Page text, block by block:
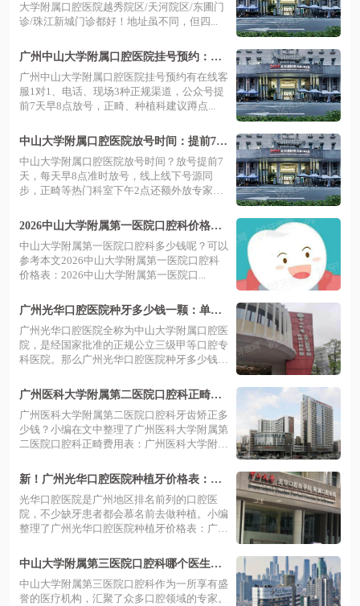
大学附属口腔医院越秀院区/天河院区/东圃门
诊/珠江新城门诊都好！地址虽不同，但四...
广州中山大学附属口腔医院挂号预约：在
线/电话等预约方式+分院地址便捷
广州中山大学附属口腔医院挂号预约有在线客
服1对1、电话、现场3种正规渠道，公众号提
前7天早8点放号，正畸、种植科建议蹲点...
中山大学附属口腔医院放号时间：提前7天
早8点，预约挂号攻略解析
中山大学附属口腔医院放号时间？放号提前7
天，每天早8点准时放号，线上线下号源同
步，正畸等热门科室下午2点还额外放专家
2026中山大学附属第一医院口腔科价格
表：含种植牙/矫正/镶牙价格,附地址及预
约指南
中山大学附属第一医院口腔科多少钱呢？可以
参考本文2026中山大学附属第一医院口腔科
价格表：2026中山大学附属第一医院口...
广州光华口腔医院种牙多少钱一颗：单颗3
580/半口2.2万/全口4.5万起
广州光华口腔医院全称为中山大学附属口腔医
院，是经国家批准的正规公立三级甲等口腔专
科医院。那么广州光华口腔医院种牙多少钱
广州医科大学附属第二医院口腔科正畸费
用表：金属7800起/隐形12000起
广州医科大学附属第二医院口腔科牙齿矫正多
少钱？小编在文中整理了广州医科大学附属第
二医院口腔科正畸费用表：广州医科大学附
新！广州光华口腔医院种植牙价格表：一
颗6500起|内附种植牙哪个医生好介绍
光华口腔医院是广州地区排名前列的口腔医
院，不少缺牙患者都会慕名前去做种植。小编
整理了广州光华口腔医院种植牙价格表：广州
中山大学附属第三医院口腔科哪个医生
好？艾虹|吴坚|李卫国医生均技术在线附价
格表
中山大学附属第三医院口腔科作为一所享有盛
誉的医疗机构，汇聚了众多口腔领域的专家。